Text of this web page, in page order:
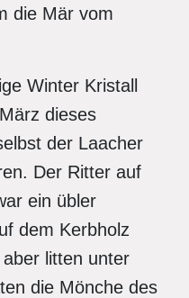
die Mär vom
Winter Kristall
dieses
der Laacher
Der Ritter auf
ein übler
dem Kerbholz
litten unter
die Mönche des